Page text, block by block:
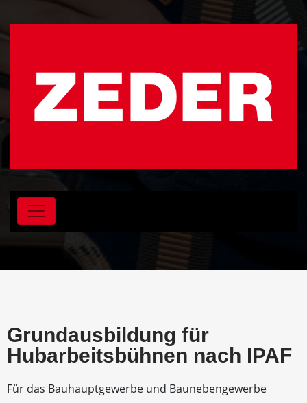
Grundausbildung für
Hubarbeitsbühnen nach IPAF
Für das Bauhauptgewerbe und Baunebengewerbe